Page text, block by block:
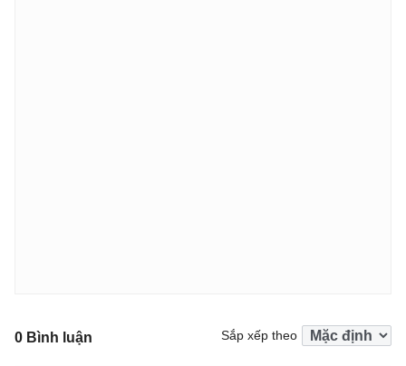
0 Bình luận Sắp xếp theo